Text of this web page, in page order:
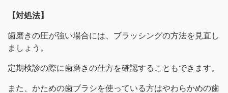
【対処法】
歯磨きの圧が強い場合には、ブラッシングの方法を見直し
ましょう。
定期検診の際に歯磨きの仕方を確認することもできます。
また、かための歯ブラシを使っている方はやわらかめの歯